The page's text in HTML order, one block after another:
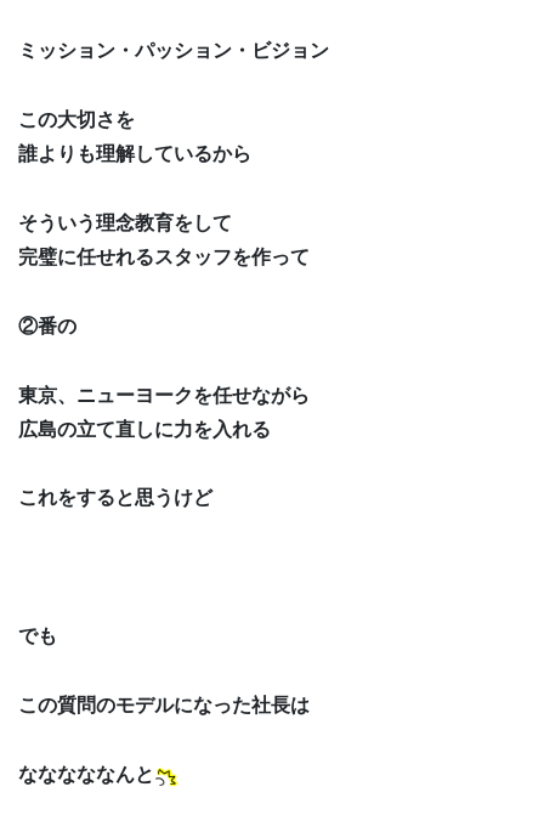
ミッション・パッション・ビジョン
この大切さを
誰よりも理解しているから
そういう理念教育をして
完璧に任せれるスタッフを作って
②番の
東京、ニューヨークを任せながら
広島の立て直しに力を入れる
これをすると思うけど
でも
この質問のモデルになった社長は
なななななんと